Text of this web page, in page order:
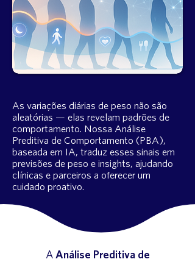
As variações diárias de peso não são
aleatórias — elas revelam padrões de
comportamento. Nossa Análise
Preditiva de Comportamento (PBA),
baseada em IA, traduz esses sinais em
previsões de peso e insights, ajudando
clínicas e parceiros a oferecer um
cuidado proativo.
AAnálise Preditiva de